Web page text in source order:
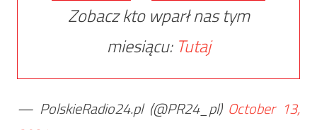
Zobacz kto wparł nas tym
miesiącu: Tutaj
— PolskieRadio24.pl (@PR24_pl) October 13,